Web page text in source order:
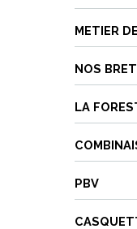
METIER
NOS
LA
PBV